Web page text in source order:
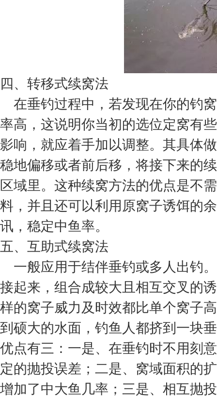
四、转移式续窝法
在垂钓过程中，若发现在你的钓
率高，这说明你当初的选位定窝有
影响，就应着手加以调整。其具体
稳地偏移或者前后移，将接下来的
区域里。这种续窝方法的优点是不
料，并且还可以利用原窝子诱饵的
讯，稳定中鱼率。
五、互助式续窝法
一般应用于结伴垂钓或多人出钓
接起来，组合成较大且相互交叉的
样的窝子威力及时效都比单个窝子
到硕大的水面，钓鱼人都挤到一块
优点有三：一是、在垂钓时不用刻
定的抛投误差；二是、窝域面积的
增加了中大鱼几率；三是、相互抛